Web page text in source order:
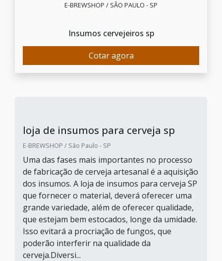
E-BREWSHOP / SÃO PAULO - SP
Insumos cervejeiros sp
Cotar agora
loja de insumos para cerveja sp
E-BREWSHOP / São Paulo - SP
Uma das fases mais importantes no processo
de fabricação de cerveja artesanal é a aquisição
dos insumos. A loja de insumos para cerveja SP
que fornecer o material, deverá oferecer uma
grande variedade, além de oferecer qualidade,
que estejam bem estocados, longe da umidade.
Isso evitará a procriação de fungos, que
poderão interferir na qualidade da
cerveja.Diversi...